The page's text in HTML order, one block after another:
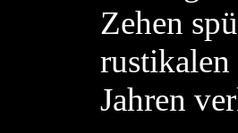
Zehen
Jahren